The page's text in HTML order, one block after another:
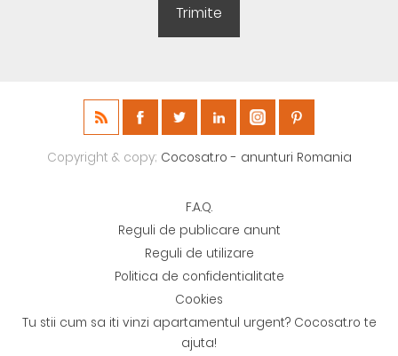
Copyright & copy; Cocosat.ro - anunturi Romania
F.A.Q.
Reguli de publicare anunt
Reguli de utilizare
Politica de confidentialitate
Cookies
Tu stii cum sa iti vinzi apartamentul urgent? Cocosat.ro te
ajuta!